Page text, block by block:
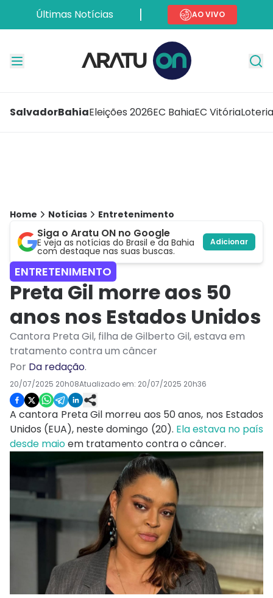
Últimas Notícias AO VIVO
SalvadorBahiaEleições 2026EC BahiaEC Vitória
Home Notícias Entretenimento
Siga o Aratu ON no Google
E veja as notícias do Brasil e da Bahia
com destaque nas suas buscas.
Adicionar
ENTRETENIMENTO
Preta Gil morre aos 50
anos nos Estados Unidos
Cantora Preta Gil, filha de Gilberto Gil, estava em
tratamento contra um câncer
Por Da redação.
20/07/2025 20h08Atualizado em: 20/07/2025 20h36
A cantora Preta Gil morreu aos 50 anos, nos Estados
Unidos (EUA), neste domingo (20). Ela estava no país
desde maioem tratamento contra o câncer.